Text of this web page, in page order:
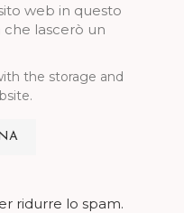
web in questo
lascerò un
the storage and
ridurre lo spam.